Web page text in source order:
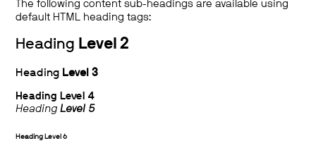
The following content sub-headings are available using
default HTML heading tags:
Heading Level 2
Heading Level 3
Heading Level 4
HeadingLevel 5
Heading Level 6